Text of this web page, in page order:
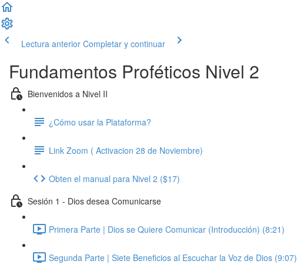
Lectura anterior Completar y continuar
Fundamentos Proféticos Nivel 2
Bienvenidos a Nivel II
¿Cómo usar la Plataforma?
Link Zoom ( Activacion 28 de Noviembre)
Obten el manual para Nivel 2 ($17)
Sesión 1 - Dios desea Comunicarse
Primera Parte | Dios se Quiere Comunicar (Introducción) (8:21)
Segunda Parte | Siete Beneficios al Escuchar la Voz de Dios (9:07)